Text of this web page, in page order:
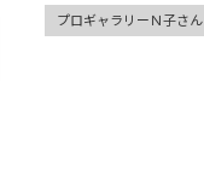
プロギャラリーＮ子さん